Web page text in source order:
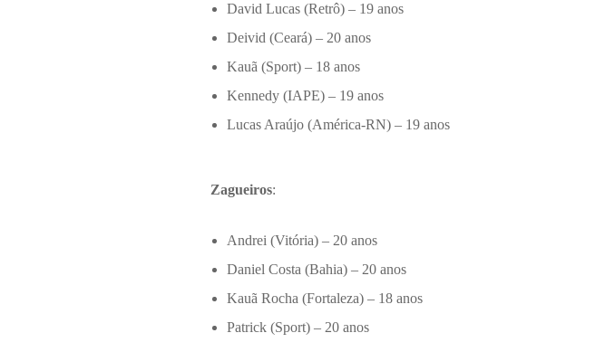
David Lucas (Retrô) – 19 anos
Deivid (Ceará) – 20 anos
Kauã (Sport) – 18 anos
Kennedy (IAPE) – 19 anos
Lucas Araújo (América-RN) – 19 anos
Zagueiros:
Andrei (Vitória) – 20 anos
Daniel Costa (Bahia) – 20 anos
Kauã Rocha (Fortaleza) – 18 anos
Patrick (Sport) – 20 anos